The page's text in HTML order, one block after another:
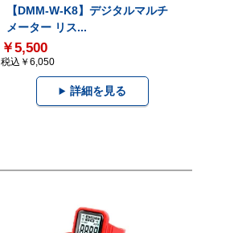
【DMM-W-K8】デジタルマルチ
メーター リス...
￥5,500
税込￥6,050
詳細を見る